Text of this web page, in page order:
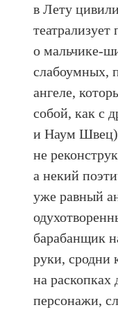
в Лету
о мальчике-
слабоумных,
ангеле,
собой, как с
и Наум
не
а некий
уже равный
барабанщик
руки, сродни
на раскопках
персонажи,